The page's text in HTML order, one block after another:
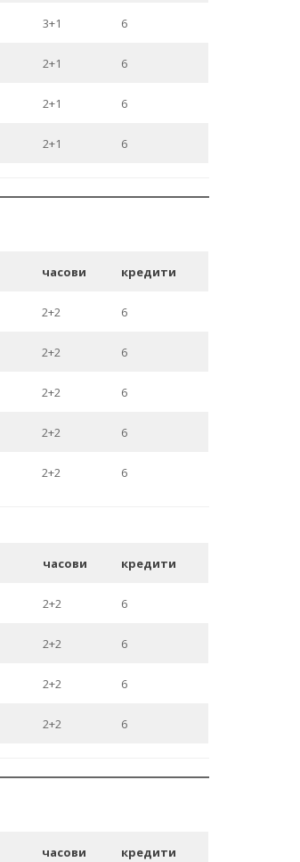
3+1 6
2+1 6
2+1 6
2+1 6
часови кредити
2+2 6
2+2 6
2+2 6
2+2 6
2+2 6
часови кредити
2+2 6
2+2 6
2+2 6
2+2 6
часови кредити